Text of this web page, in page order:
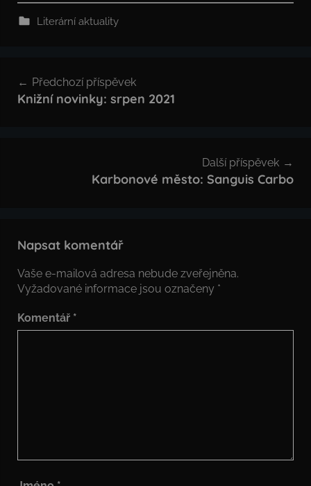
Literární aktuality
pro
Předchozí příspěvek
Knižní novinky: srpen 2021
Další příspěvek
Karbonové město: Sanguis Carbo
Napsat komentář
Vaše e-mailová adresa nebude zveřejněna.
Vyžadované informace jsou označeny *
Komentář *